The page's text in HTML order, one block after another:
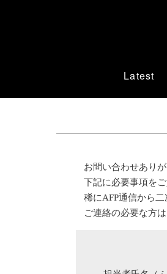
Latest
お問い合わせあり
下記に必要事項を
稀にAFP通信から
ご連絡の必要な方